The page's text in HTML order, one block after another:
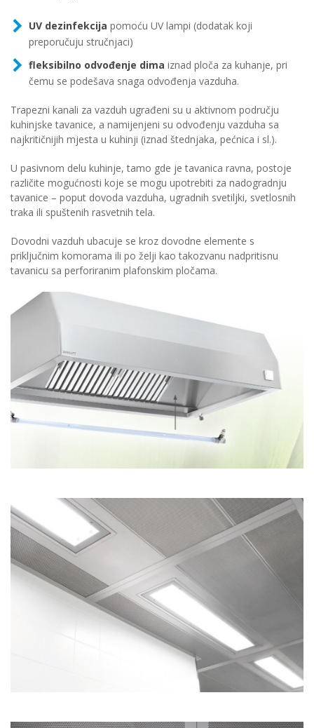
UV dezinfekcija pomoću UV lampi (dodatak koji
preporučuju stručnjaci)
fleksibilno odvođenje dima iznad ploča za kuhanje, pri
čemu se podešava snaga odvođenja vazduha.
Trapezni kanali za vazduh ugrađeni su u aktivnom području
kuhinjske tavanice, a namijenjeni su odvođenju vazduha sa
najkritičnijih mjesta u kuhinji (iznad štednjaka, pećnica i sl.).
U pasivnom delu kuhinje, tamo gde je tavanica ravna, postoje
različite mogućnosti koje se mogu upotrebiti za nadogradnju
tavanice – poput dovoda vazduha, ugradnih svetiljki, svetlosnih
traka ili spuštenih rasvetnih tela.
Dovodni vazduh ubacuje se kroz dovodne elemente s
priključnim komorama ili po želji kao takozvanu nadpritisnu
tavanicu sa perforiranim plafonskim pločama.